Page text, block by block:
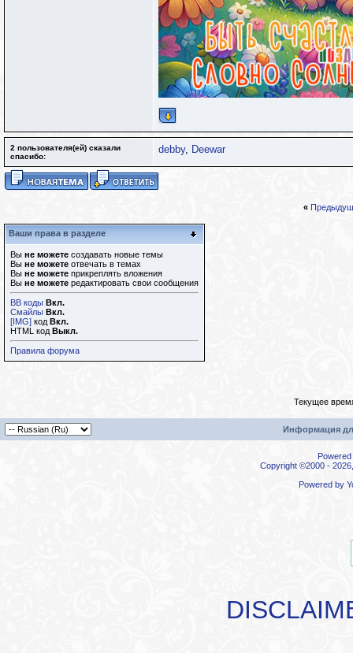
2 пользователя(ей) сказали
cпасибо:
debby, Deewar
«
Ваши права в разделе
Вы не можете создавать новые темы
Вы не можете отвечать в темах
Вы не можете прикреплять вложения
Вы не можете редактировать свои сообщения
BB коды Вкл.
Смайлы Вкл.
[IMG] код Вкл.
HTML код Выкл.
Правила форума
Текущее
Информация
Copyright ©2000 -
Powered by